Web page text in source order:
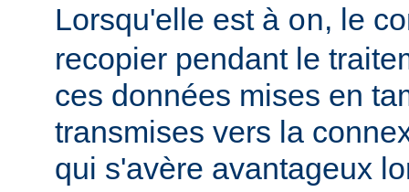
Lorsqu'elle est à on, le
recopier pendant le
ces données mises en
transmises vers la
qui s'avère avantageux